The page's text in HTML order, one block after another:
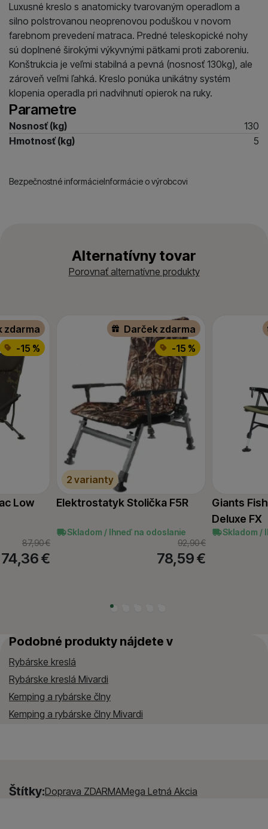
Luxusné kreslo s anatomicky tvarovaným operadlom a
silno polstrovanou neoprenovou poduškou v novom
farebnom prevedení matraca. Predné teleskopické nohy
sú doplnené širokými výkyvnými pätkami proti zaboreniu.
Konštrukcia je veľmi stabilná a pevná (nosnosť 130kg), ale
zároveň veľmi ľahká. Kreslo ponúka unikátny systém
klopenia operadla pri nadvihnutí opierok na ruky.
Parametre
Nosnosť (kg)
130
Hmotnosť (kg)
5
Bezpečnostné informácieInformácie o výrobcovi
Alternatívny tovar
Porovnať alternatívne produkty
Darček zdarma
-15 %
2 varianty
Elektrostatyk Stolička F5R
Skladom / Ihneď na odoslanie
92,90€
78,59€
Giants
Deluxe FX
Skladom /
zdarma
-15 %
Low
87,90€
74,36€
Podobné produkty nájdete v
Rybárske kreslá
Rybárske kreslá Mivardi
Kemping a rybárske člny
Kemping a rybárske člny Mivardi
Štítky:Doprava ZDARMAMega Letná Akcia